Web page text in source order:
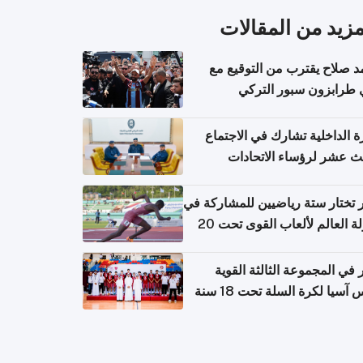
من المقالات
صلاح يقترب من التوقيع مع
طرابزون سبور التركي
الداخلية تشارك في الاجتماع
عشر لرؤساء الاتحادات
تختار ستة رياضيين للمشاركة في
بطولة العالم لألعاب القوى تحت 20
المجموعة الثالثة القوية
آسيا لكرة السلة تحت 18 سنة